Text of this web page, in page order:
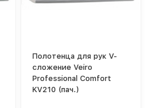
Полотенца для рук V-
сложение Veiro
Professional Comfort
KV210 (пач.)